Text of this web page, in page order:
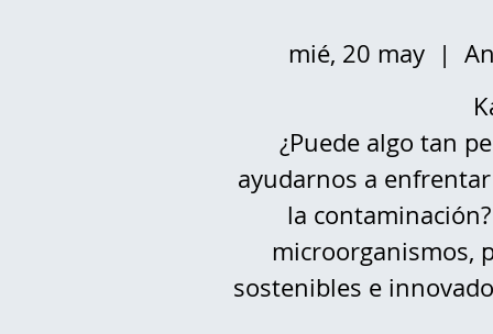
mié, 20 may
  |
¿Puede algo tan
ayudarnos a
la
microorganismos,
sostenibles e